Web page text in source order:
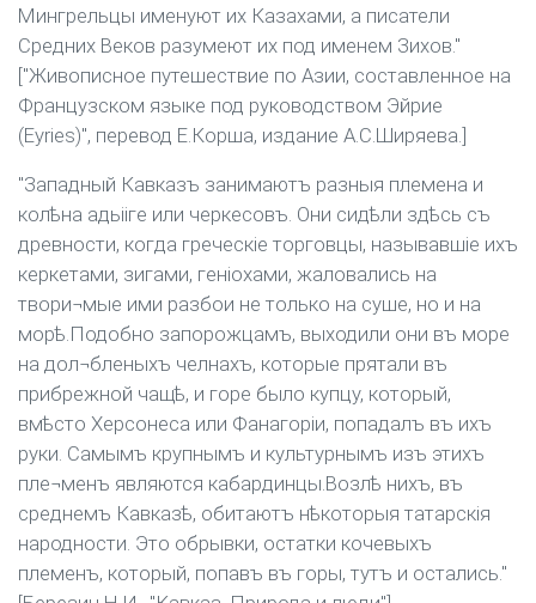
Мингрельцы именуют их Казахами, а писатели
Средних Веков разумеют их под именем Зихов."
["Живописное путешествие по Азии, составленное на
Французском языке под руководством Эйрие
(Eyries)", перевод Е.Корша, издание А.С.Ширяева.]
"Западный Кавказъ занимаютъ разныя племена и
колѣна адьііге или черкесовъ. Они сидѣли здѣсь съ
древности, когда греческіе торговцы, называвшіе ихъ
керкетами, зигами, геніохами, жаловались на
твори¬мые ими разбои не только на суше, но и на
морѣ.Подобно запорожцамъ, выходили они въ море
на дол¬бленыхъ челнахъ, которые прятали въ
прибрежной чащѣ, и горе было купцу, который,
вмѣсто Херсонеса или Фанагоріи, попадалъ въ ихъ
руки. Самымъ крупнымъ и культурнымъ изъ этихъ
пле¬менъ являются кабардинцы.Возлѣ нихъ, въ
среднемъ Кавказѣ, обитаютъ нѣкоторыя татарскія
народности. Это обрывки, остатки кочевыхъ
племенъ, который, попавъ въ горы, тутъ и остались."